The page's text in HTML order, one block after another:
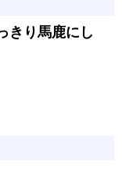
きり馬鹿にし